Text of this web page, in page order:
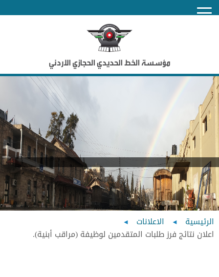
مؤسسة الخط الحديدي الحجازي الاردني
Breadcrumb
الرئيسية
الاعلانات
اعلان نتائج فرز طلبات المتقدمين لوظيفة (مراقب أبنية).